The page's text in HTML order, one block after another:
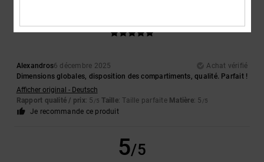
Alexandros6 décembre 2025
Achat vérifié
Dimensions globales, disposition des compartiments, qualité. Parfait !
Afficher original - Deutsch
Rapport qualité / prix: 5 /5 Taille: Taille parfaite Matière: 5 /5
Je recommande ce produit
5/5